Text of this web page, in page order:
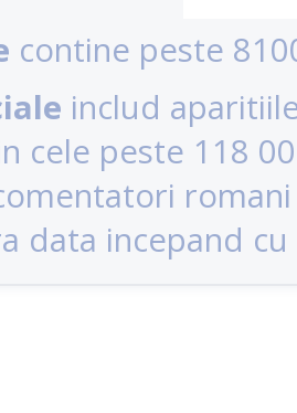
contine peste
includ
cele peste 118
data incepand